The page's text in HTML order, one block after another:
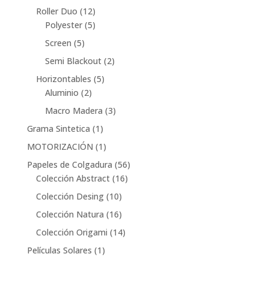
productos
Roller Duo 1212
productos
Polyester 55
Screen 55
productos
Semi Blackout 22
Horizontables 55
Aluminio 22
productos
Macro Madera 33
Grama Sintetica 1 1
producto
MOTORIZACIÓN 1 1
producto
Papeles de Colgadura 5656
productos
Colección Abstract 1616
Colección Desing 1010
productos
Colección Natura 1616
productos
Colección Origami 1414
Películas Solares 1 1